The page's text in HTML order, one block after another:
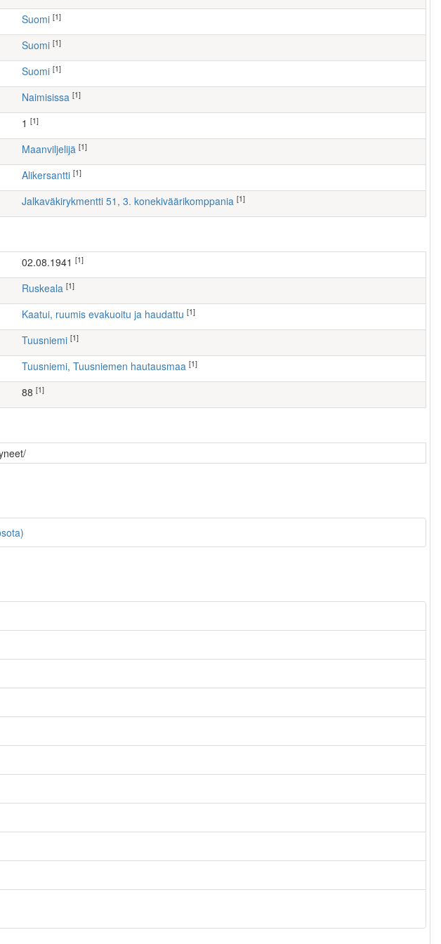
Suomi [1]
Suomi [1]
Suomi [1]
Naimisissa [1]
[1]
maanviljelijä [1]
Alikersantti [1]
Jalkaväkirykmentti 51, 3. konekiväärikomppania [1]
02.08.1941 [1]
Ruskeala [1]
Kaatui, ruumis evakuoitu ja haudattu [1]
Tuusniemi [1]
Tuusniemi, Tuusniemen hautausmaa [1]
88 [1]